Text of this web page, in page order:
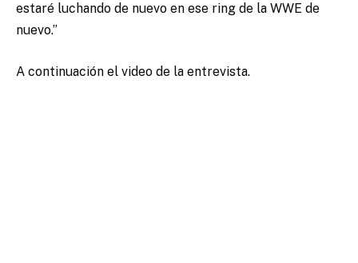
estaré luchando de nuevo en ese ring de la WWE de
nuevo.”
A continuación el video de la entrevista.